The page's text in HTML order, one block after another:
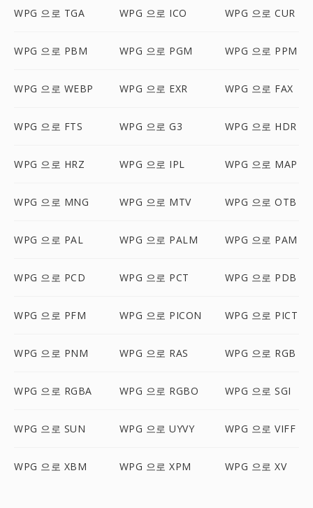
WPG 으로 TGA WPG 으로 ICO WPG 으로 CUR
WPG 으로 PBM WPG 으로 PGM WPG 으로 PPM
WPG 으로 WEBP WPG 으로 EXR WPG 으로 FAX
WPG 으로 FTS WPG 으로 G3 WPG 으로 HDR
WPG 으로 HRZ WPG 으로 IPL WPG 으로 MAP
WPG 으로 MNG WPG 으로 MTV WPG 으로 OTB
WPG 으로 PAL WPG 으로 PALM WPG 으로 PAM
WPG 으로 PCD WPG 으로 PCT WPG 으로 PDB
WPG 으로 PFM WPG 으로 PICON WPG 으로 PICT
WPG 으로 PNM WPG 으로 RAS WPG 으로 RGB
WPG 으로 RGBA WPG 으로 RGBO WPG 으로 SGI
WPG 으로 SUN WPG 으로 UYVY WPG 으로 VIFF
WPG 으로 XBM WPG 으로 XPM WPG 으로 XV